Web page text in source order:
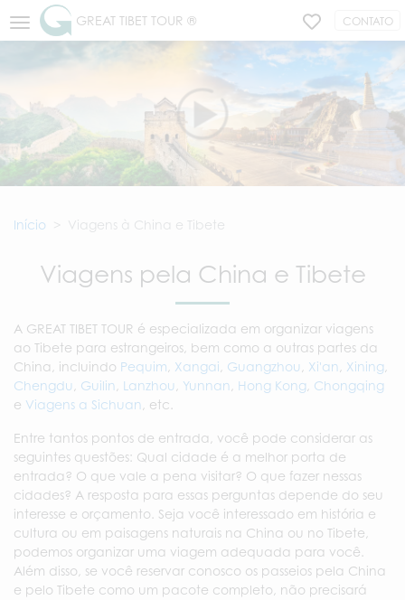
GREAT TIBET TOUR ® CONTATO
Início Viagens à China e Tibete
Viagens pela China e Tibete
A GREAT TIBET TOUR é especializada em organizar viagens
ao Tibete para estrangeiros, bem como a outras partes da
China, incluindo Pequim Xangai Guangzhou Xi'an Xining
Chengdu
Guilin Lanzhou Yunnan Hong Kong Chongqing
e Viagens a Sichuan , etc.
Entre tantos pontos de entrada, você pode considerar as
seguintes questões: Qual cidade é a melhor porta de
entrada? O que vale a pena visitar? O que fazer nessas
cidades? A resposta para essas perguntas depende do seu
interesse e orçamento. Seja você interessado em história e
cultura ou em paisagens naturais na China ou no Tibete,
podemos organizar uma viagem adequada para você.
Além disso, se você reservar conosco os passeios pela China
e pelo Tibete como um pacote completo, não precisará